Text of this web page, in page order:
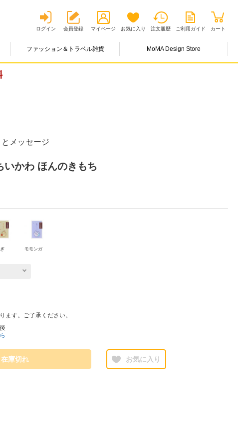
ログイン 会員登録 マイページ お気に入り 注文履歴 ご利用ガイド カート
ファッション＆トラベル雑貨 MoMA Design Store
メッセージ
いかわ ほんのきもち
モモンガ
ます。ご了承ください。
在庫切れ お気に入り